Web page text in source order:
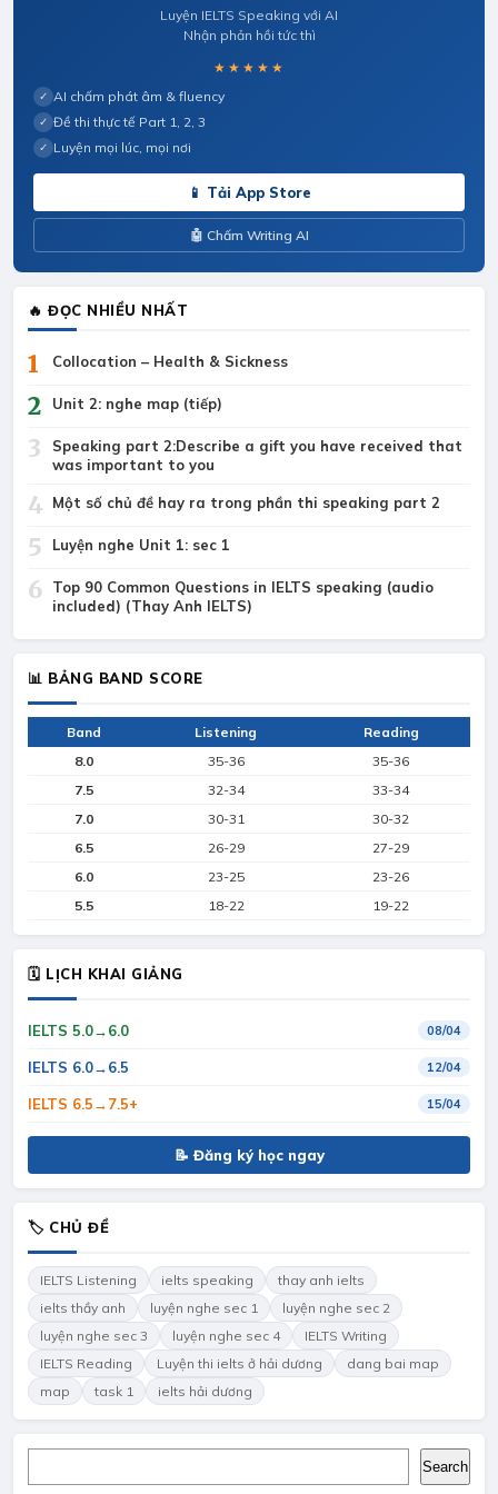
Luyện IELTS Speaking với AI
Nhận phản hồi tức thì
★★★★★
✓ AI chấm phát âm & fluency
✓ Đề thi thực tế Part 1, 2, 3
✓ Luyện mọi lúc, mọi nơi
📱 Tải App Store
🤖 Chấm Writing AI
🔥 ĐỌC NHIỀU NHẤT
1 Collocation – Health & Sickness
2 Unit 2: nghe map (tiếp)
3
Speaking part 2:Describe a gift you have received that
was important to you
4 Một số chủ đề hay ra trong phần thi speaking part 2
5 Luyện nghe Unit 1: sec 1
6
Top 90 Common Questions in IELTS speaking (audio
included) (Thay Anh IELTS)
📊 BẢNG BAND SCORE
Band Listening
Reading
8.0
35-36
35-36
7.5
32-34
33-34
7.0
30-31
30-32
6.5
26-29
27-29
6.0
23-25
23-26
5.5
18-22 19-22
🗓 LỊCH KHAI GIẢNG
IELTS 5.0→6.0 08/04
IELTS 6.0→6.5 12/04
IELTS 6.5→7.5+ 15/04
📝 Đăng ký học ngay
🏷 CHỦ ĐỀ
IELTS Listening ielts speaking
thay anh ielts
ielts thầy anh
luyện nghe sec 1
luyện nghe sec 2
luyện nghe sec 3
luyện nghe sec 4
IELTS Writing
IELTS Reading
Luyện thi ielts ở hải dương
dang bai map
map
task 1 ielts hải dương
Search